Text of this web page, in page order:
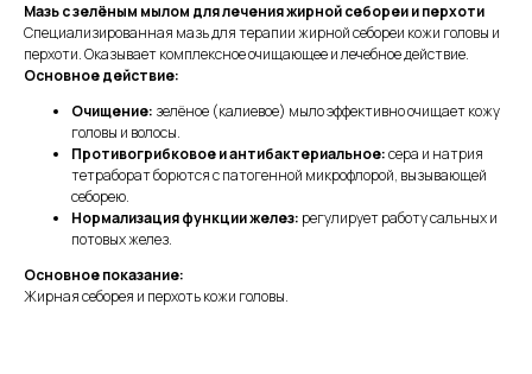
Мазь с зелёным мылом для лечения жирной себореи и перхоти
Специализированная мазь для терапии жирной себореи кожи головы и
перхоти. Оказывает комплексное очищающее и лечебное действие.
Основное действие:
Очищение: зелёное (калиевое) мыло эффективно очищает кожу
головы и волосы.
Противогрибковое и антибактериальное:сера и натрия
тетраборат борются с патогенной микрофлорой, вызывающей
себорею.
Нормализация функции желез: регулирует работу сальных и
потовых желез.
Основное показание:
Жирная себорея и перхоть кожи головы.